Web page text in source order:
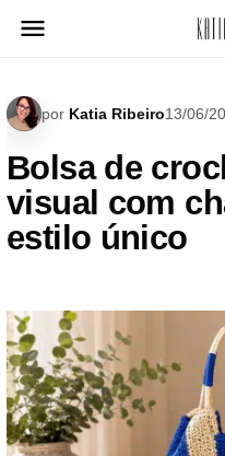
para
por Katia Ribeiro13/06/
Bolsa de
visual com
estilo único